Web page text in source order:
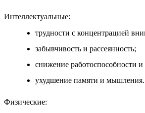
Интеллектуальные:
трудности с концентрацией
забывчивость и рассеянность;
снижение работоспособности
ухудшение памяти и мышления.
Физические: